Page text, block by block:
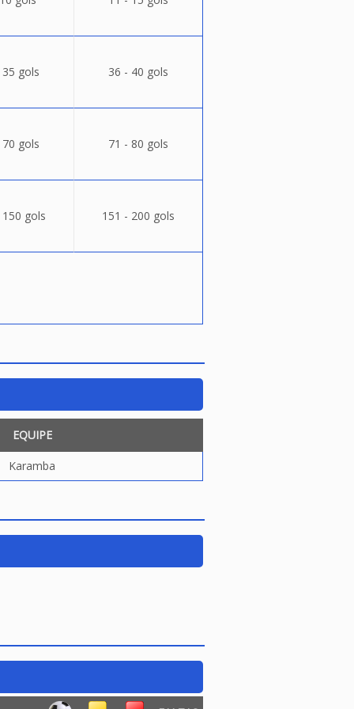
gols 36 - 40 gols
gols 71 - 80 gols
gols 151 - 200 gols
EQUIPE
Karamba